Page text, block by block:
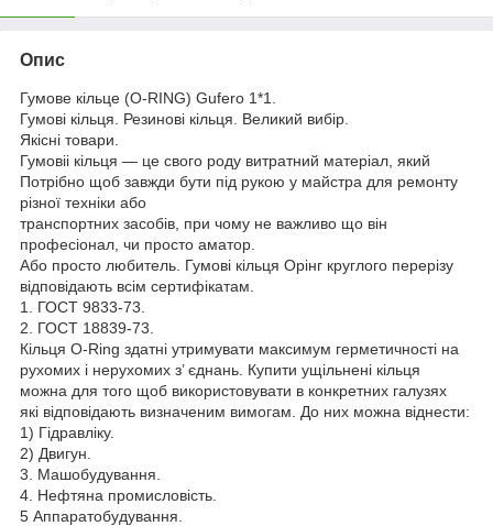
Опис
Гумове кільце (O-RING) Gufero 1*1.
Гумові кільця. Резинові кільця. Великий вибір.
Якісні товари.
Гумовіі кільця — це свого роду витратний матеріал, який
Потрібно щоб завжди бути під рукою у майстра для ремонту
різної техніки або
транспортних засобів, при чому не важливо що він
професіонал, чи просто аматор.
Або просто любитель. Гумові кільця Орінг круглого перерізу
відповідають всім сертифікатам.
1. ГОСТ 9833-73.
2. ГОСТ 18839-73.
Кільця O-Ring здатні утримувати максимум герметичності на
рухомих і нерухомих з’ єднань. Купити ущільнені кільця
можна для того щоб використовувати в конкретних галузях
які відповідають визначеним вимогам. До них можна віднести:
1) Гідравліку.
2) Двигун.
3. Машобудування.
4. Нефтяна промисловість.
5 Аппаратобудування.